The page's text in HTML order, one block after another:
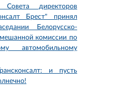
Совета директоров
Брест" принял
Белорусско-
комиссии по
автомобильному
и пусть